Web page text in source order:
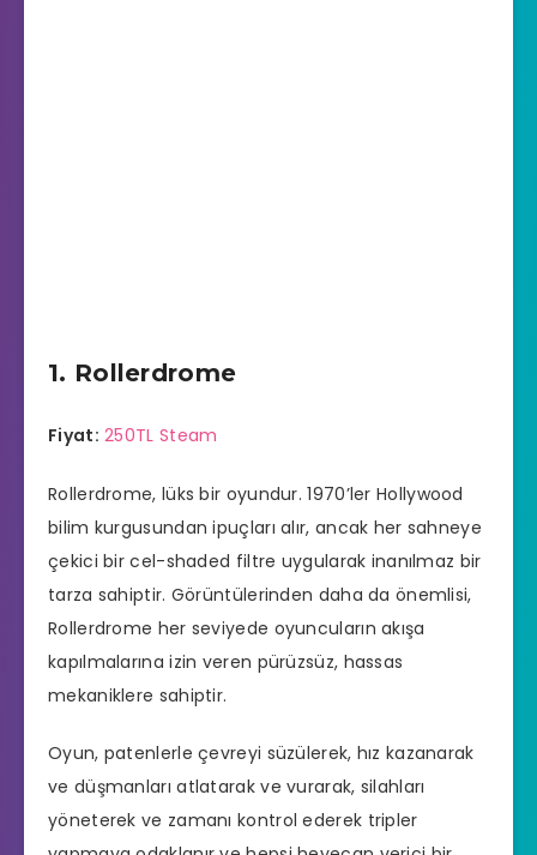
1. Rollerdrome
Fiyat: 250TL Steam
Rollerdrome, lüks bir oyundur. 1970’ler Hollywood
bilim kurgusundan ipuçları alır, ancak her sahneye
çekici bir cel-shaded filtre uygularak inanılmaz bir
tarza sahiptir. Görüntülerinden daha da önemlisi,
Rollerdrome her seviyede oyuncuların akışa
kapılmalarına izin veren pürüzsüz, hassas
mekaniklere sahiptir.
Oyun, patenlerle çevreyi süzülerek, hız kazanarak
ve düşmanları atlatarak ve vurarak, silahları
yöneterek ve zamanı kontrol ederek tripler